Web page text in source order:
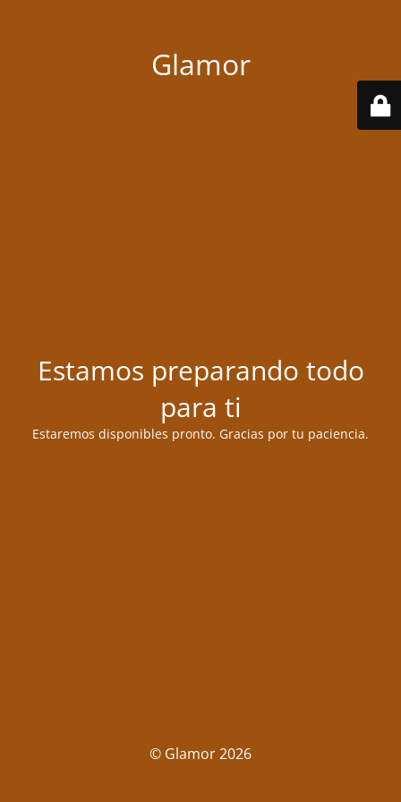
Glamor
Estamos preparando todo
para ti
Estaremos disponibles pronto. Gracias por tu paciencia.
© Glamor 2026